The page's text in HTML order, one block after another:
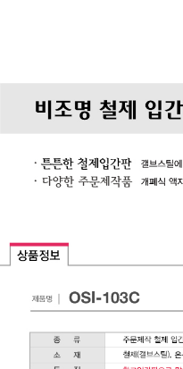
* 본 이미지는 프레임 사이
* 가로(W) X 세로(H) / 기재
동 계산하기(이미지 출력 /
1. 프레임 전면폭 선택
* 프레임 외곽 사이즈를 기